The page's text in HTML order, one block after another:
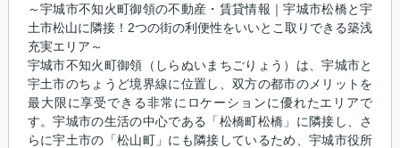
～宇城市不知火町御領の不動産・賃貸情報｜宇城市松橋と宇
土市松山に隣接！2つの街の利便性をいいとこ取りできる築浅
充実エリア～
宇城市不知火町御領（しらぬいまちごりょう）は、宇城市と
宇土市のちょうど境界線に位置し、双方の都市のメリットを
最大限に享受できる非常にロケーションに優れたエリアで
す。宇城市の生活の中心である「松橋町松橋」に隣接し、さ
らに宇土市の「松山町」にも隣接しているため、宇城市役所